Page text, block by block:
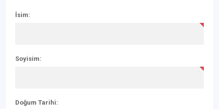
İsim:
Soyisim:
Doğum Tarihi: